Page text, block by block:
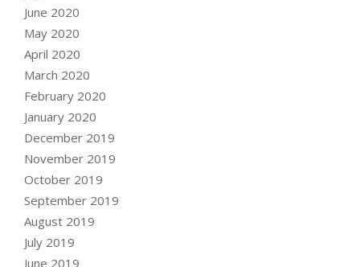
June 2020
May 2020
April 2020
March 2020
February 2020
January 2020
December 2019
November 2019
October 2019
September 2019
August 2019
July 2019
June 2019